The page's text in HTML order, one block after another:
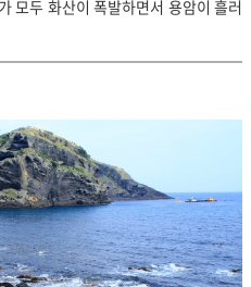
모두 화산이 폭발하면서 용암이 흘러